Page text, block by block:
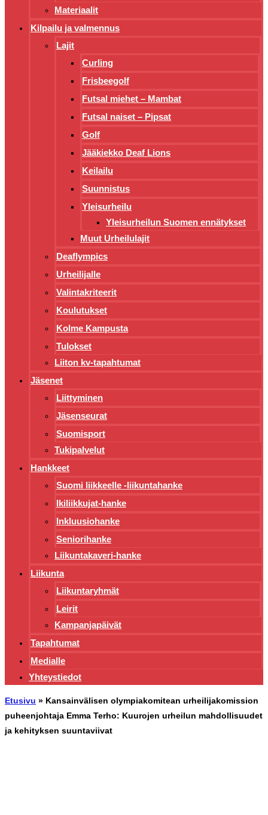
Materiaalit
Kilpailu ja valmennus
Lajit
Curling
Frisbeegolf
Futsal miehet – Mambat
Futsal naiset – Pipsat
Golf
Jääkiekko Deaf Lions
Keilailu
Suunnistus
Yleisurheilu
Yleisurheilun Suomen ennätykset
Muut Urheilulajit
Deaflympics
Urheilijalle
Valintakriteerit
Koulutukset
Kolme Kampusta
Tulokset
Liiton kv-tapahtumat
Jäsenet
Liittyminen
Jäsenseurat
Suomisport
Tukipalvelut
Hankkeet
Suomi liikkeelle -liikuntahanke
Ikiliikkujat-hanke
Inkluusiohanke
Seniorihanke
Liikuntakaveri-hanke
Liikunta
Liikuntaryhmät
Leirit
Kampanjapäivät
Tapahtumat
Medialle
Yhteystiedot
Etusivu » Kansainvälisen olympiakomitean urheilijakomission
puheenjohtaja Emma Terho: Kuurojen urheilun mahdollisuudet
ja kehityksen suuntaviivat